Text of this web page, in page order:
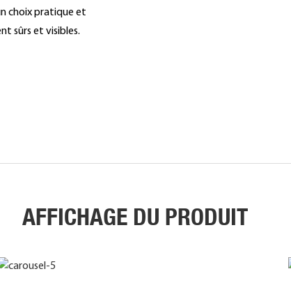
choix pratique et
sûrs et visibles.
AFFICHAGE DU PRODUIT